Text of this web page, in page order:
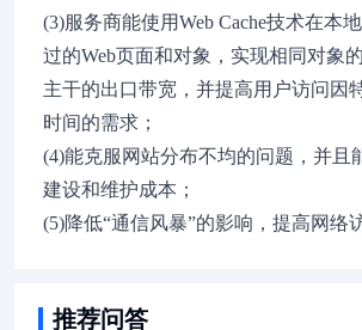
(3)服务商能使用Web Cache技术在本
过的Web页面和对象，实现相同对象
主干的出口带宽，并提高用户访问因
时间的需求；
(4)能克服网站分布不均的问题，并且
建设和维护成本；
(5)降低“通信风暴”的影响，提高网络
推荐问答